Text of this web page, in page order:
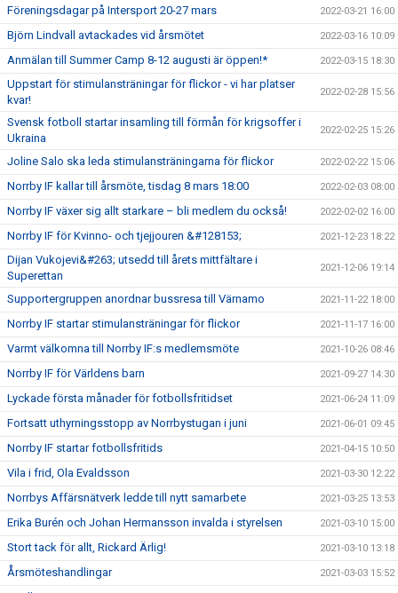
Föreningsdagar på Intersport 20-27 mars 2022-03-21 16:00
Björn Lindvall avtackades vid årsmötet 2022-03-16 10:09
Anmälan till Summer Camp 8-12 augusti är öppen!* 2022-03-15 18:30
Uppstart för stimulansträningar för flickor - vi har platser
kvar!
2022-02-28 15:56
Svensk fotboll startar insamling till förmån för krigsoffer i
Ukraina
2022-02-25 15:26
Joline Salo ska leda stimulansträningarna för flickor 2022-02-22 15:06
Norrby IF kallar till årsmöte, tisdag 8 mars 18:00 2022-02-03 08:00
Norrby IF växer sig allt starkare – bli medlem du också! 2022-02-02 16:00
Norrby IF för Kvinno- och tjejjouren &#128153; 2021-12-23 18:22
Dijan Vukojevi&#263; utsedd till årets mittfältare i
Superettan
2021-12-06 19:14
Supportergruppen anordnar bussresa till Värnamo 2021-11-22 18:00
Norrby IF startar stimulansträningar för flickor 2021-11-17 16:00
Varmt välkomna till Norrby IF:s medlemsmöte 2021-10-26 08:46
Norrby IF för Världens barn 2021-09-27 14:30
Lyckade första månader för fotbollsfritidset 2021-06-24 11:09
Fortsatt uthyrningsstopp av Norrbystugan i juni 2021-06-01 09:45
Norrby IF startar fotbollsfritids 2021-04-15 10:50
Vila i frid, Ola Evaldsson 2021-03-30 12:22
Norrbys Affärsnätverk ledde till nytt samarbete 2021-03-25 13:53
Erika Burén och Johan Hermansson invalda i styrelsen 2021-03-10 15:00
Stort tack för allt, Rickard Ärlig! 2021-03-10 13:18
Årsmöteshandlingar 2021-03-03 15:52